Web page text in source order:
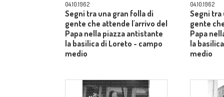
04.10.1962
Segni tra una gran folla di
gente che attende l'arrivo del
Papa nella piazza antistante
la basilica di Loreto - campo
medio
04.10.1962
Segni tra
gente
Papa
la
medio